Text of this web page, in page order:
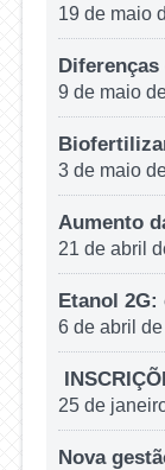
19 de maio
9 de maio
3 de maio
Aumento
21 de abril
Etanol
6 de abril
25 de
Nova